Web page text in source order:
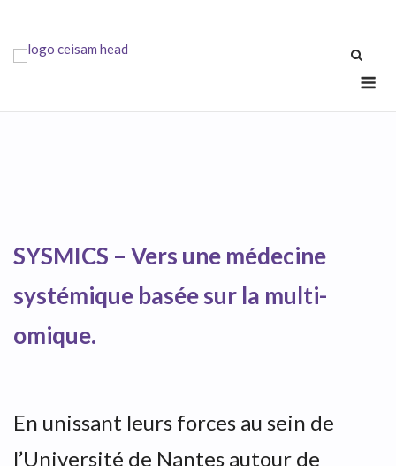
content
SYSMICS – Vers une médecine
systémique basée sur la multi-
omique.
En unissant leurs forces au sein de
l’Université de Nantes autour de